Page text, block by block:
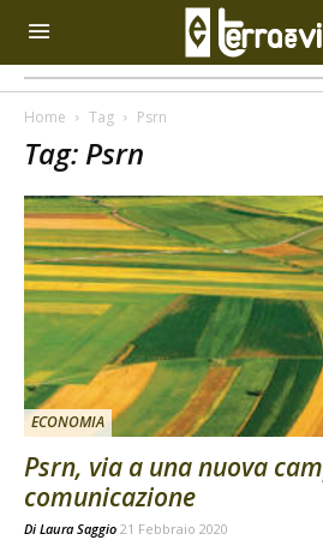
Home Tag Psrn
Tag: Psrn
ECONOMIA
Psrn, via a una nuova
comunicazione
Di Laura Saggio 21 Febbraio 2020